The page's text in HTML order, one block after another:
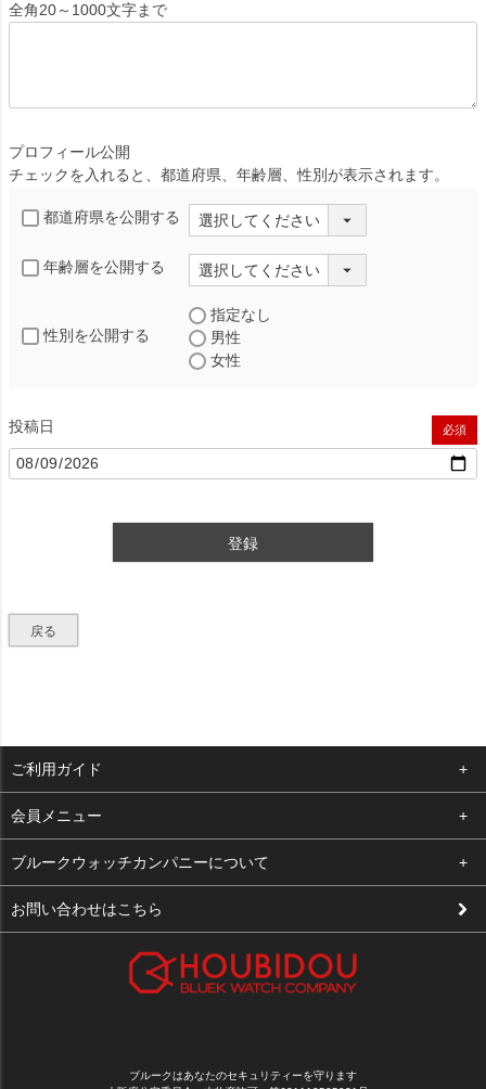
全角20～1000文字まで
プロフィール公開
チェックを入れると、都道府県、年齢層、性別が表示されます。
都道府県を公開する
年齢層を公開する
性別を公開する
指定なし
男性
女性
投稿日
(必須)
登録
戻る
ご利用ガイド
よくある質問
支払い・送料
修理依頼
会員メニュー
ログイン
お気に入り
ブルークウォッチカンパニーについて
会社概要
お問い合わせはこちら
ブルークはあなたのセキュリティーを守ります